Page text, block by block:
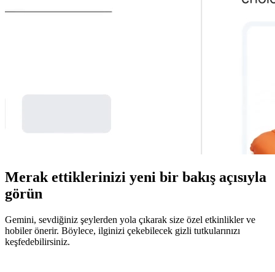
Merak ettiklerinizi yeni bir bakış açısıyla
görün
Gemini, sevdiğiniz şeylerden yola çıkarak size özel etkinlikler ve
hobiler önerir. Böylece, ilginizi çekebilecek gizli tutkularınızı
keşfedebilirsiniz.